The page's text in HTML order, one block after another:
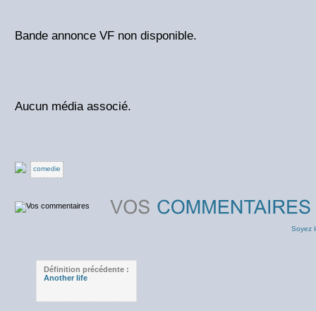
Bande annonce VF non disponible.
Aucun média associé.
comedie
Soyez
Définition précédente :
Another life